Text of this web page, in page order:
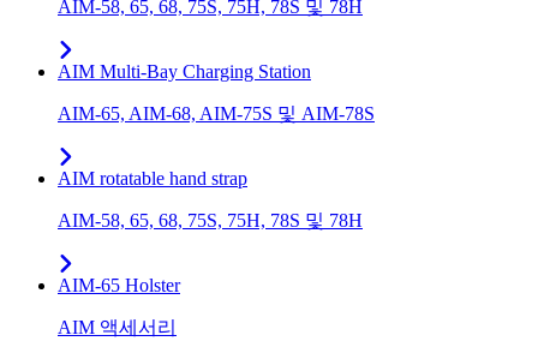
AIM-58, 65, 68, 75S, 75H, 78S 및 78H
AIM Multi-Bay Charging Station
AIM-65, AIM-68, AIM-75S 및 AIM-78S
AIM rotatable hand strap
AIM-58, 65, 68, 75S, 75H, 78S 및 78H
AIM-65 Holster
AIM 액세서리